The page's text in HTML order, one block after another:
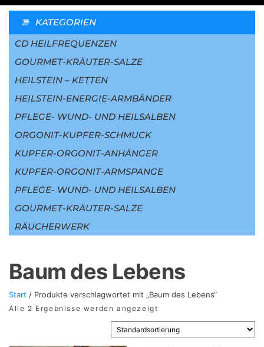
KATEGORIEN
CD HEILFREQUENZEN
GOURMET-KRÄUTER-SALZE
HEILSTEIN – KETTEN
HEILSTEIN-ENERGIE-ARMBÄNDER
PFLEGE- WUND- UND HEILSALBEN
ORGONIT-KUPFER-SCHMUCK
KUPFER-ORGONIT-ANHÄNGER
KUPFER-ORGONIT-ARMSPANGE
PFLEGE- WUND- UND HEILSALBEN
GOURMET-KRÄUTER-SALZE
RÄUCHERWERK
Baum des Lebens
Start / Produkte verschlagwortet mit „Baum des Lebens“
Alle 2 Ergebnisse werden angezeigt